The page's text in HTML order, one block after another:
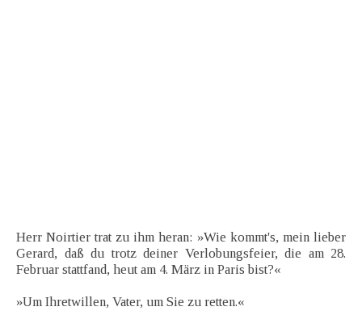
Herr Noirtier trat zu ihm heran: »Wie kommt's, mein lieber
Gerard, daß du trotz deiner Verlobungsfeier, die am 28.
Februar stattfand, heut am 4. März in Paris bist?«
»Um Ihretwillen, Vater, um Sie zu retten.«